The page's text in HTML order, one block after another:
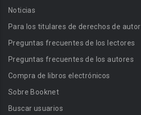
Noticias
Para los titulares de derechos de autor
Preguntas frecuentes de los lectores
Preguntas frecuentes de los autores
Compra de libros electrónicos
Sobre Booknet
Buscar usuarios